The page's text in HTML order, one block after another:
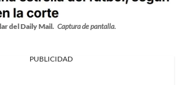
del Daily Mail. Captura de pantalla.
PUBLICIDAD